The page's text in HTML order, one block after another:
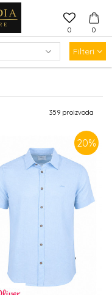
0
0
Filteri
359 proizvoda
20%